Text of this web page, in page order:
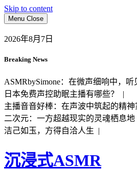
Skip to content
Menu Close
2026年8月7日
Breaking News
ASMRbySimone：在微声细响中，
日本免费声控助眠主播有哪些？ |
主播音音好棒：在声波中筑起的精
二次元：一方超越现实的灵魂栖息
洁己如玉，方得自洽人生 |
沉浸式ASMR